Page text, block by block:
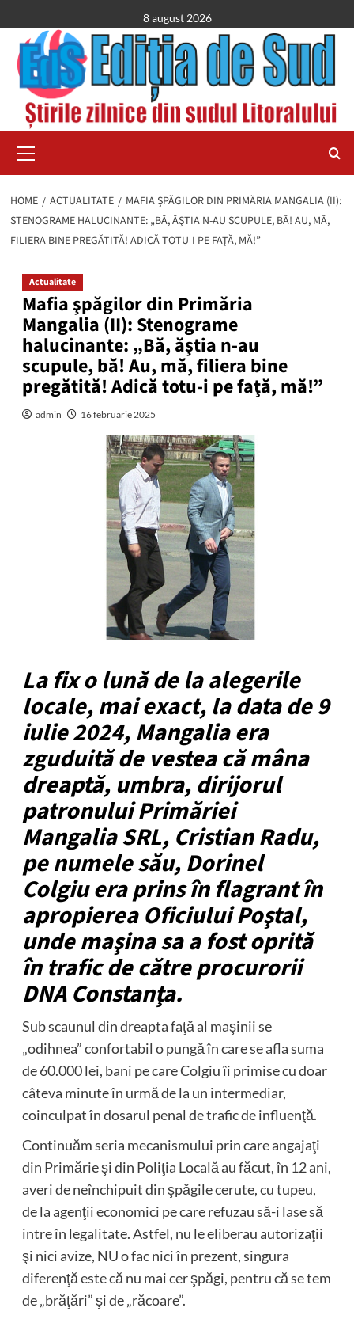
to
content
8 august 2026
Menu
HOME ACTUALITATE
MAFIA ŞPĂGILOR DIN PRIMĂRIA MANGALIA (II):
STENOGRAME HALUCINANTE: „BĂ, ĂŞTIA N-AU SCUPULE, BĂ! AU, MĂ,
FILIERA BINE PREGĂTITĂ! ADICĂ TOTU-I PE FAŢĂ, MĂ!”
Actualitate
Mafia şpăgilor din Primăria
Mangalia (II): Stenograme
halucinante: „Bă, ăştia n-au
scupule, bă! Au, mă, filiera bine
pregătită! Adică totu-i pe faţă, mă!”
admin 16 februarie 2025
La fix o lună de la alegerile
locale, mai exact, la data de 9
iulie 2024, Mangalia era
zguduită de vestea că mâna
dreaptă, umbra, dirijorul
patronului Primăriei
Mangalia SRL, Cristian Radu,
pe numele său, Dorinel
Colgiu era prins în flagrant în
apropierea Oficiului Poştal,
unde maşina sa a fost oprită
în trafic de către procurorii
DNA Constanţa.
Sub scaunul din dreapta faţă al maşinii se
„odihnea” confortabil o pungă în care se afla suma
de 60.000 lei, bani pe care Colgiu îi primise cu doar
câteva minute în urmă de la un intermediar,
coinculpat în dosarul penal de trafic de influenţă.
Continuăm seria mecanismului prin care angajaţi
din Primărie şi din Poliţia Locală au făcut, în 12 ani,
averi de neînchipuit din şpăgile cerute, cu tupeu,
de la agenţii economici pe care refuzau să-i lase să
intre în legalitate. Astfel, nu le eliberau autorizaţii
şi nici avize, NU o fac nici în prezent, singura
diferenţă este că nu mai cer şpăgi, pentru că se tem
de „brăţări” şi de „răcoare”.